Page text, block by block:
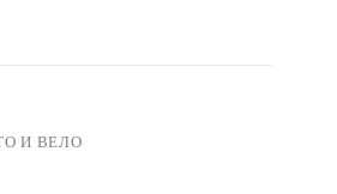
И ВЕЛО